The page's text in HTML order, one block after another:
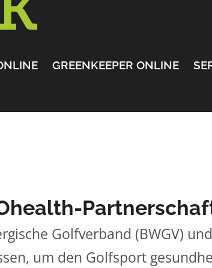
GREENKEEPER ONLINE
Golfverband (BWGV)
um den Golfsport